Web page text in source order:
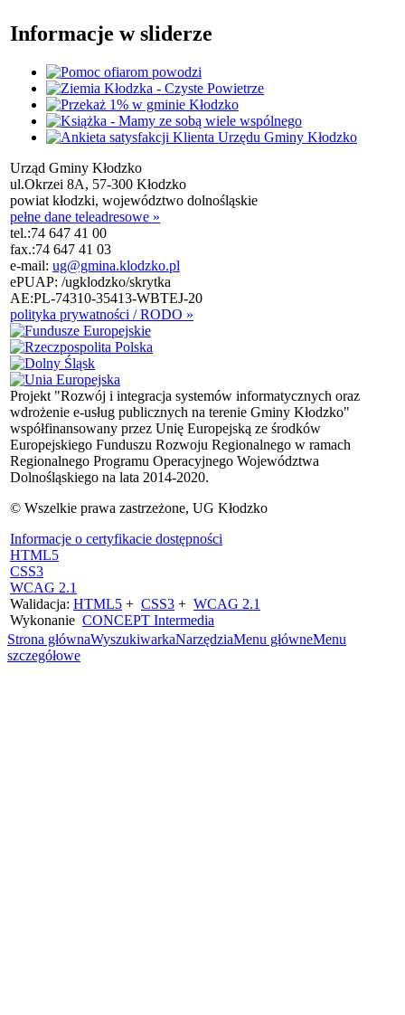
Informacje w sliderze
Urząd Gminy Kłodzko
ul.Okrzei 8A, 57-300 Kłodzko
powiat kłodzki, województwo dolnośląskie
pełne dane teleadresowe »
tel.:74 647 41 00
fax.:74 647 41 03
e-mail: ug@gmina.klodzko.pl
ePUAP: /ugklodzko/skrytka
AE:PL-74310-35413-WBTEJ-20
polityka prywatności / RODO »
Projekt "Rozwój i integracja systemów informatycznych oraz
wdrożenie e-usług publicznych na terenie Gminy Kłodzko"
współfinansowany przez Unię Europejską ze środków
Europejskiego Funduszu Rozwoju Regionalnego w ramach
Regionalnego Programu Operacyjnego Województwa
Dolnośląskiego na lata 2014-2020.
© Wszelkie prawa zastrzeżone, UG Kłodzko
Informacje o certyfikacie dostępności
HTML5
CSS3
WCAG 2.1
Walidacja: HTML5 + CSS3 + WCAG 2.1
Wykonanie CONCEPT Intermedia
Strona głównaWyszukiwarkaNarzędziaMenu główneMenu
szczegółowe